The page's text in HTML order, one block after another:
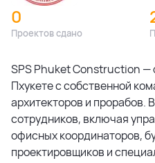
0
Проектов сдано
SPS Phuket Construction —
Пхукете с собственной
архитекторов и прорабов.
сотрудников, включая
офисных координаторов,
проектировщиков и